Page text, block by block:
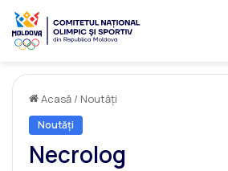
Acasă / Noutăți
Noutăți
Necrolog